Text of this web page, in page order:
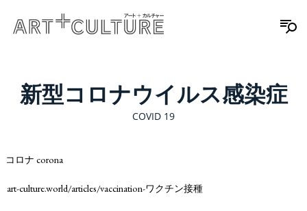
新型コロナウイルス感染症
COVID 19
コロナ corona
art-culture.world/articles/vaccination-ワクチン接種